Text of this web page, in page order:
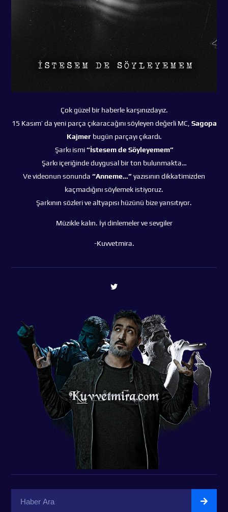
Çok güzel bir haberle karşınızdayız.
15 Kasım’ da yeni parça çıkaracağını söyleyen değerli MC, Sagopa
Kajmerbugün parçayı çıkardı.
Şarkı ismi“İstesem de Söyleyemem”
Şarkı içeriğinde duygusal bir ton bulunmakta…
Ve videonun sonunda “Anneme…”yazısının dikkatimizden
kaçmadığını söylemek istiyoruz.
Şarkının sözleri ve altyapısı hüzünü bize yansıtıyor.
Müzikle kalın. İyi dinlemeler ve sevgiler
-Kuvvetmira.